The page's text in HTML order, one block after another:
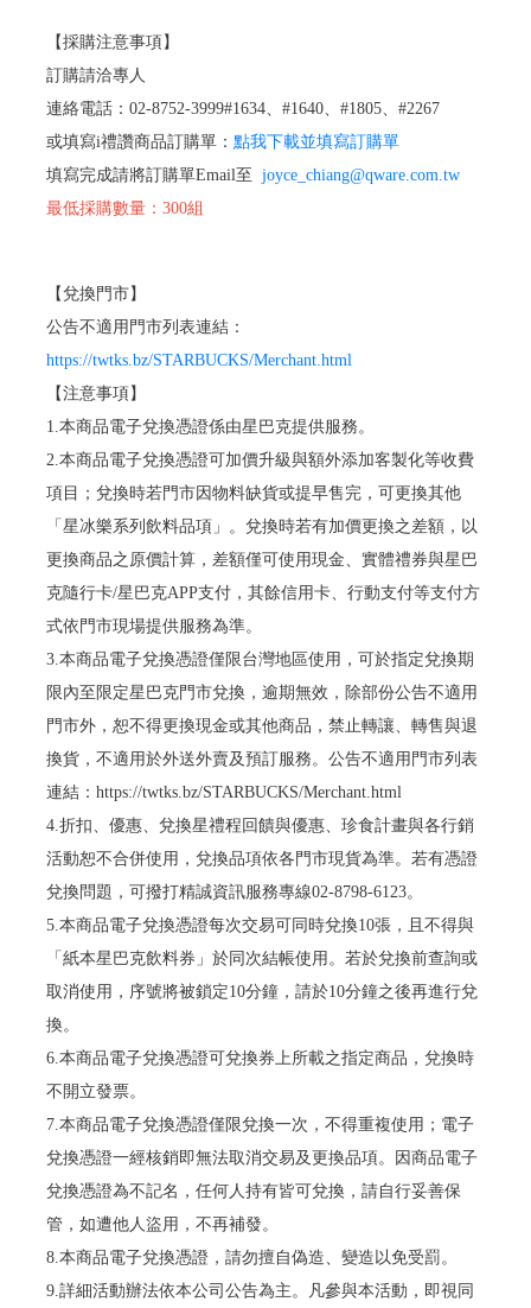
【採購注意事項】
訂購請洽專人
連絡電話：02-8752-3999#1634、#1640、#1805、#2267
或填寫i禮讚商品訂購單： 點我下載並填寫訂購單
填寫完成請將訂購單Email至 joyce_chiang@qware.com.tw
最低採購數量：300組
【兌換門市】
公告不適用門市列表連結：
https://twtks.bz/STARBUCKS/Merchant.html
【注意事項】
1.本商品電子兌換憑證係由星巴克提供服務。
2.本商品電子兌換憑證可加價升級與額外添加客製化等收費
項目；兌換時若門市因物料缺貨或提早售完，可更換其他
「星冰樂系列飲料品項」。兌換時若有加價更換之差額，以
更換商品之原價計算，差額僅可使用現金、實體禮券與星巴
克隨行卡/星巴克APP支付，其餘信用卡、行動支付等支付方
式依門市現場提供服務為準。
3.本商品電子兌換憑證僅限台灣地區使用，可於指定兌換期
限內至限定星巴克門市兌換，逾期無效，除部份公告不適用
門市外，恕不得更換現金或其他商品，禁止轉讓、轉售與退
換貨，不適用於外送外賣及預訂服務。公告不適用門市列表
連結：https://twtks.bz/STARBUCKS/Merchant.html
4.折扣、優惠、兌換星禮程回饋與優惠、珍食計畫與各行銷
活動恕不合併使用，兌換品項依各門市現貨為準。若有憑證
兌換問題，可撥打精誠資訊服務專線02-8798-6123。
5.本商品電子兌換憑證每次交易可同時兌換10張，且不得與
「紙本星巴克飲料券」於同次結帳使用。若於兌換前查詢或
取消使用，序號將被鎖定10分鐘，請於10分鐘之後再進行兌
換。
6.本商品電子兌換憑證可兌換券上所載之指定商品，兌換時
不開立發票。
7.本商品電子兌換憑證僅限兌換一次，不得重複使用；電子
兌換憑證一經核銷即無法取消交易及更換品項。因商品電子
兌換憑證為不記名，任何人持有皆可兌換，請自行妥善保
管，如遭他人盜用，不再補發。
8.本商品電子兌換憑證，請勿擅自偽造、變造以免受罰。
9.詳細活動辦法依本公司公告為主。凡參與本活動，即視同